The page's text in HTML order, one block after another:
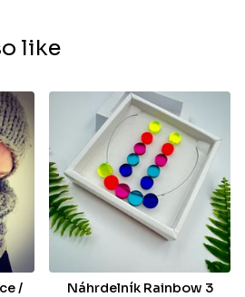
like
/
Náhrdelník Rainbow 3